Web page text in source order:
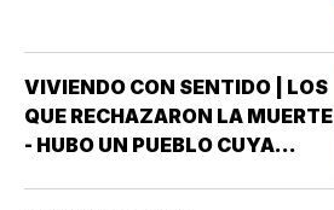
VIVIENDO CON SENTIDO | LOS
QUE RECHAZARON LA MUERTE
- HUBO UN PUEBLO CUYA